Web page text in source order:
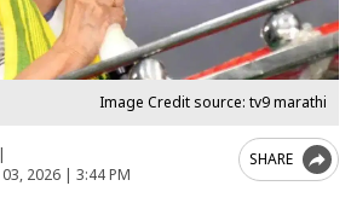
Image Credit source: tv9 marathi
|
03, 2026 | 3:44 PM
SHARE